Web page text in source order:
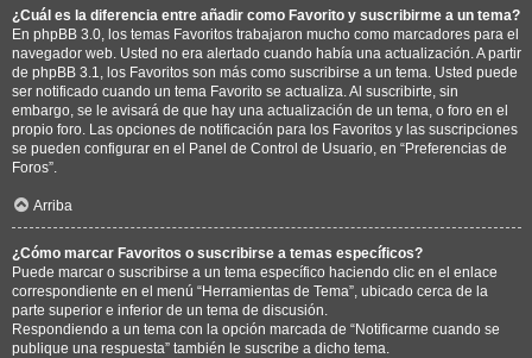
¿Cuál es la diferencia entre añadir como Favorito y suscribirme a un tema?
En phpBB 3.0, los temas Favoritos trabajaron mucho como marcadores para el
navegador web. Usted no era alertado cuando había una actualización. A partir
de phpBB 3.1, los Favoritos son más como suscribirse a un tema. Usted puede
ser notificado cuando un tema Favorito se actualiza. Al suscribirte, sin
embargo, se le avisará de que hay una actualización de un tema, o foro en el
propio foro. Las opciones de notificación para los Favoritos y las suscripciones
se pueden configurar en el Panel de Control de Usuario, en “Preferencias de
Foros”.
Arriba
¿Cómo marcar Favoritos o suscribirse a temas específicos?
Puede marcar o suscribirse a un tema específico haciendo clic en el enlace
correspondiente en el menú “Herramientas de Tema”, ubicado cerca de la
parte superior e inferior de un tema de discusión.
Respondiendo a un tema con la opción marcada de “Notificarme cuando se
publique una respuesta” también le suscribe a dicho tema.